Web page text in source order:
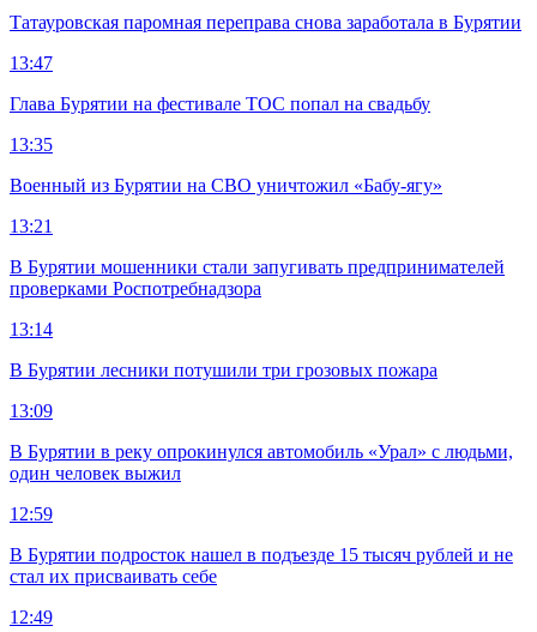
Татауровская паромная переправа снова заработала в Бурятии
13:47
Глава Бурятии на фестивале ТОС попал на свадьбу
13:35
Военный из Бурятии на СВО уничтожил «Бабу-ягу»
13:21
В Бурятии мошенники стали запугивать предпринимателей
проверками Роспотребнадзора
13:14
В Бурятии лесники потушили три грозовых пожара
13:09
В Бурятии в реку опрокинулся автомобиль «Урал» с людьми,
один человек выжил
12:59
В Бурятии подросток нашел в подъезде 15 тысяч рублей и не
стал их присваивать себе
12:49